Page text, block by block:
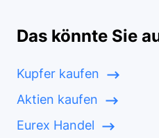
Das könnte Sie
Kupfer kaufen
Aktien kaufen
Eurex Handel